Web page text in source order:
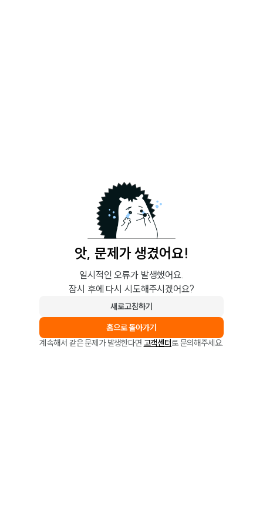
앗, 문제가 생겼어요!
일시적인 오류가 발생했어요.
잠시 후에 다시 시도해주시겠어요?
새로고침하기
홈으로 돌아가기
계속해서 같은 문제가 발생한다면 고객센터로 문의해주세요.